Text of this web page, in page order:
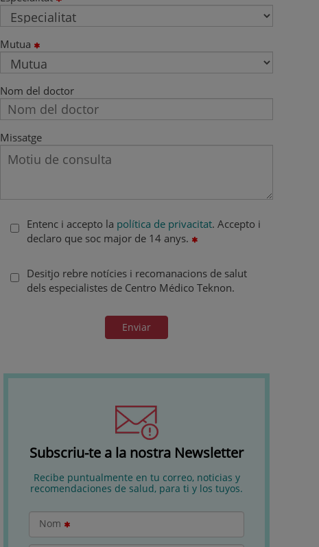
Mutua
Nom del doctor
Missatge
Entenc i accepto la política de privacitat. Accepto i
declaro que soc major de 14 anys.
Desitjo rebre notícies i recomanacions de salut
dels especialistes de Centro Médico Teknon.
Enviar
Subscriu-te a la nostra Newsletter
Recibe puntualmente en tu correo, noticias y
recomendaciones de salud, para ti y los tuyos.
Nom